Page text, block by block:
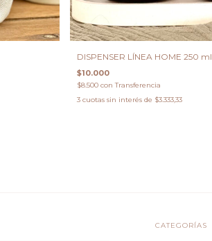
DISPENSER LÍNEA HOME 250 ml
$10.000
$8.500 con Transferencia
3 cuotas sin interés de $3.333,33
CATEGORÍAS